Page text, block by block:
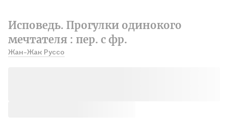
Исповедь. Прогулки одинокого
мечтателя : пер. с фр.
Жан-Жак Руссо